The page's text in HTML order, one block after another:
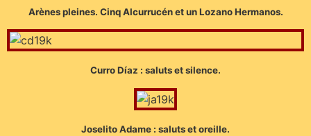
Arènes pleines. Cinq Alcurrucén et un Lozano Hermanos.
Curro Díaz : saluts et silence.
Joselito Adame : saluts et oreille.